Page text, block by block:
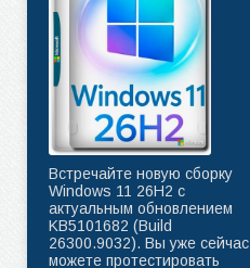
Встречайте новую сборку
Windows 11 26H2 с
актуальным обновлением
KB5101682 (Build
26300.9032). Вы уже сейчас
можете протестировать